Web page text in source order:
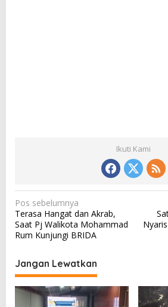
Ikuti Kami
N
a
v
g
a
Pos sebelumnya
Terasa Hangat dan Akrab,
Saat Pj Walikota Mohammad
Rum Kunjungi BRIDA
Jangan Lewatkan